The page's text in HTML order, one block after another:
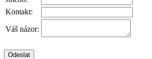
Kontakt:
Váš názor: